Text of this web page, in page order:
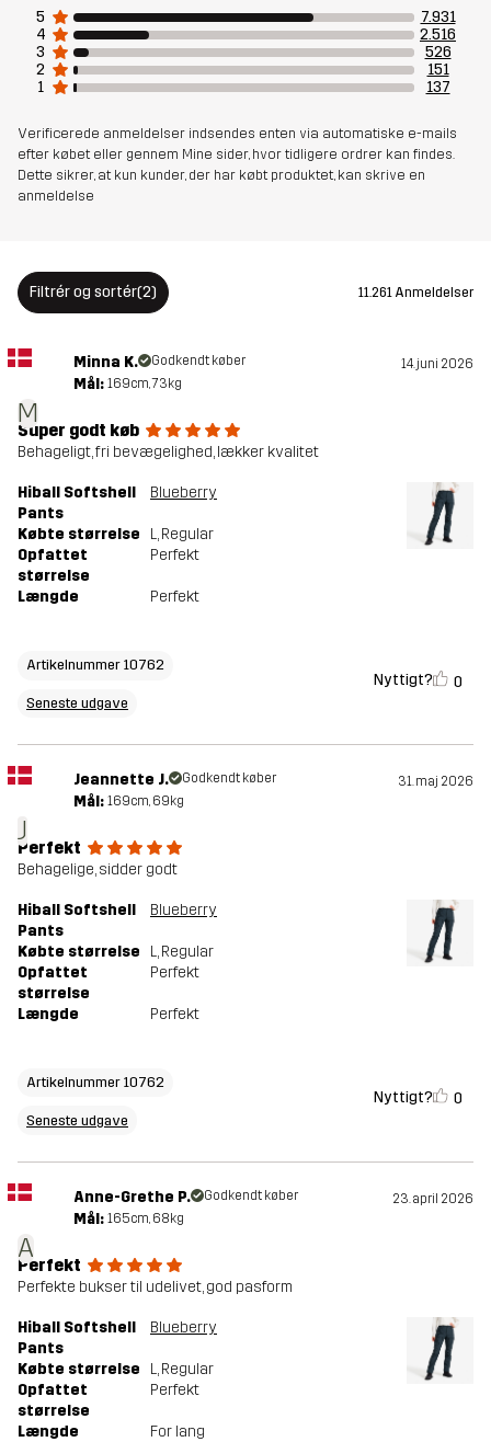
Materialebagside100% Polyester
For
95% Polyester (Genanvendt), 5%
Polyester
Vægt 665 g i størrelse Medium
Designet til VANDRING
Varenummer 10762_2881
Udgaver Seneste udgave
Se udgavehistorikkenher
5
7.931
4
2.516
3
526
2
151
1
137
Verificerede anmeldelser indsendes enten via automatiske e-mails
efter købet eller gennem Mine sider, hvor tidligere ordrer kan findes.
Dette sikrer, at kun kunder, der har købt produktet, kan skrive en
anmeldelse
Filtrér og sortér(2) 11.261 Anmeldelser
M
Minna K. Godkendt køber 14. juni 2026
Mål: 169cm, 73kg
Super godt køb
Behageligt, fri bevægelighed, lækker kvalitet
Hiball Softshell
Pants
Blueberry
Købte størrelse L, Regular
Opfattet
størrelse
Perfekt
Længde Perfekt
Artikelnummer 10762
Seneste udgave
Nyttigt? 0
J
Jeannette J. Godkendt køber 31. maj 2026
Mål: 169cm, 69kg
Perfekt
Behagelige, sidder godt
Hiball Softshell
Pants
Blueberry
Købte størrelse L, Regular
Opfattet
størrelse
Perfekt
Længde Perfekt
Artikelnummer 10762
Seneste udgave
Nyttigt? 0
A
Anne-Grethe P. Godkendt køber 23. april 2026
Mål: 165cm, 68kg
Perfekt
Perfekte bukser til udelivet, god pasform
Hiball Softshell
Pants
Blueberry
Købte størrelse L, Regular
Opfattet
størrelse
Perfekt
Længde For lang